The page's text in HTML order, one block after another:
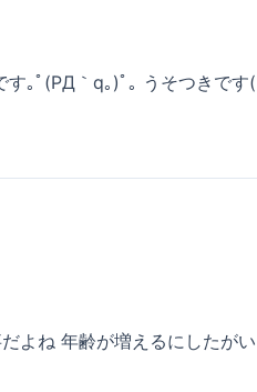
｡ﾟ(PД｀q｡)ﾟ｡ うそつきで
よね 年齢が増えるにしたが